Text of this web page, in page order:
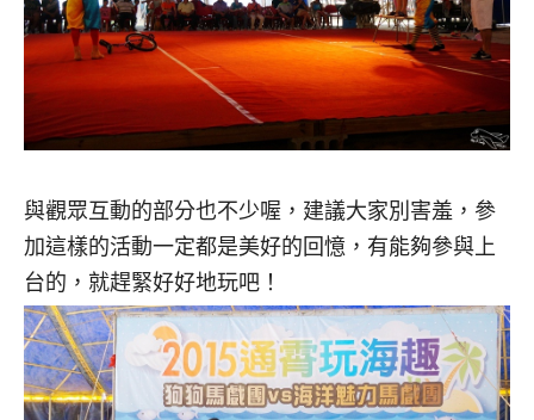
與觀眾互動的部分也不少喔，建議大家別害羞，參
加這樣的活動一定都是美好的回憶，有能夠參與上
台的，就趕緊好好地玩吧！